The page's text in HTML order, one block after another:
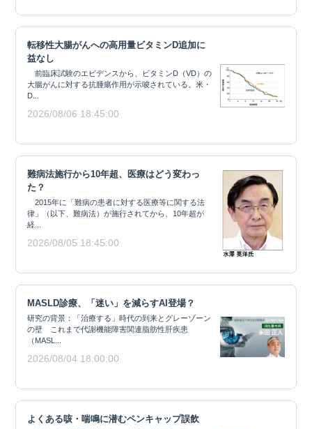
転移性大腸がんへの高用量ビタミンD追加に
益なし
前臨床試験のエビデンスから、ビタミンD（VD）の
大腸がんに対する抗腫瘍作用が示唆されている。米・
D...
2026/08/06 18:45:00
難病法施行から10年超、医療はどう変わっ
た？
2015年に「難病の患者に対する医療等に関する法
律」（以下、難病法）が施行されてから、10年超が
経...
2026/08/05 18:45:00
MASLD診療、「迷い」を減らすAI登場？
研究の背景：「治療する」時代の到来とグレーゾーン
の壁 これまで代謝機能障害関連脂肪性肝疾患
（MASL...
2026/08/04 18:00:00
よくある咳・喘鳴に潜むペンキャップ誤飲